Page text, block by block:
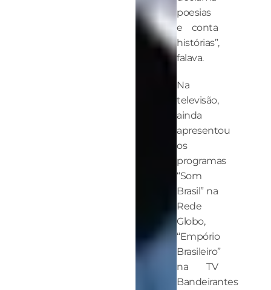
poesias
e conta
histórias”,
falava.
Na
televisão,
ainda
apresentou
os
programas
“Som
Brasil” na
Rede
Globo,
“Empório
Brasileiro”
na TV
Bandeirantes